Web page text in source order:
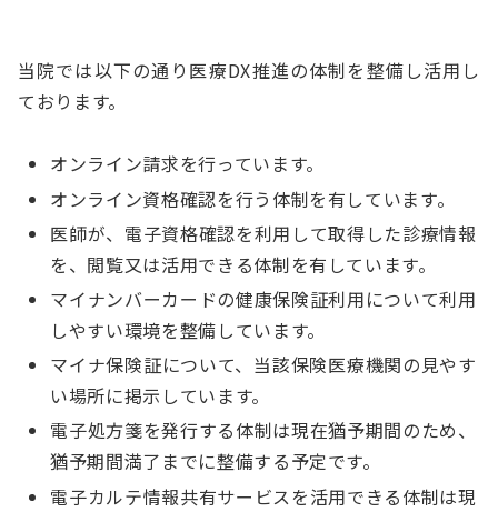
当院では以下の通り医療DX推進の体制を整備し活用し
ております。
オンライン請求を行っています。
オンライン資格確認を行う体制を有しています。
医師が、電子資格確認を利用して取得した診療情報
を、閲覧又は活用できる体制を有しています。
マイナンバーカードの健康保険証利用について利用
しやすい環境を整備しています。
マイナ保険証について、当該保険医療機関の見やす
い場所に掲示しています。
電子処方箋を発行する体制は現在猶予期間のため、
猶予期間満了までに整備する予定です。
電子カルテ情報共有サービスを活用できる体制は現